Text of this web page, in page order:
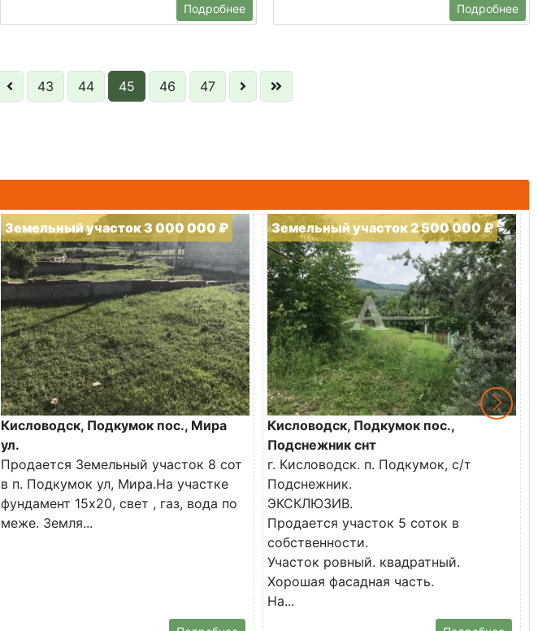
Подробнее Подробнее
43 44 45 46 47
Земельный участок 3 000 000 ₽
Кисловодск, Подкумок пос., Мира
ул.
Продается Земельный участок 8 сот
в п. Подкумок ул, Мира.На участке
фундамент 15х20, свет , газ, вода по
меже. Земля...
Земельный участок 2 500 000 ₽
Кисловодск, Подкумок пос.,
Подснежник снт
г. Кисловодск. п. Подкумок, с/т
Подснежник.
ЭКСКЛЮЗИВ.
Продается участок 5 соток в
собственности.
Участок ровный. квадратный.
Хорошая фасадная часть.
На...